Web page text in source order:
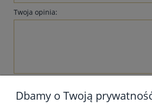
Twoja opinia:
Dbamy o Twoją